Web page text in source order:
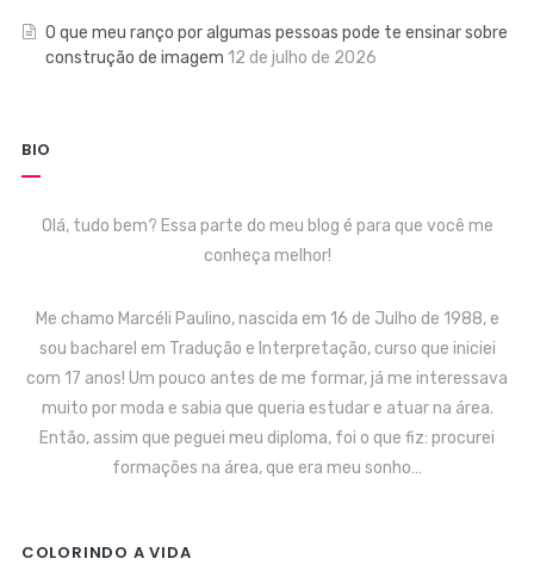
O que meu ranço por algumas pessoas pode te ensinar sobre
construção de imagem 12 de julho de 2026
BIO
Olá, tudo bem? Essa parte do meu blog é para que você me
conheça melhor!
Me chamo Marcéli Paulino, nascida em 16 de Julho de 1988, e
sou bacharel em Tradução e Interpretação, curso que iniciei
com 17 anos! Um pouco antes de me formar, já me interessava
muito por moda e sabia que queria estudar e atuar na área.
Então, assim que peguei meu diploma, foi o que fiz: procurei
formações na área, que era meu sonho…
COLORINDO A VIDA